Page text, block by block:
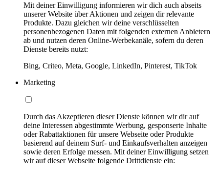
Mit deiner Einwilligung informieren wir dich auch abseits
unserer Website über Aktionen und zeigen dir relevante
Produkte. Dazu gleichen wir deine verschlüsselten
personenbezogenen Daten mit folgenden externen Anbietern
ab und nutzen deren Online-Werbekanäle, sofern du deren
Dienste bereits nutzt:
Bing, Criteo, Meta, Google, LinkedIn, Pinterest, TikTok
Marketing
Durch das Akzeptieren dieser Dienste können wir dir auf
deine Interessen abgestimmte Werbung, gesponserte Inhalte
oder Rabattaktionen für unsere Webseite oder Produkte
basierend auf deinem Surf- und Einkaufsverhalten anzeigen
sowie deren Erfolge messen. Mit deiner Einwilligung setzen
wir auf dieser Webseite folgende Drittdienste ein: